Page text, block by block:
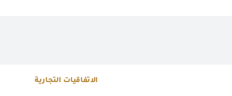
الاتفاقيات التجارية